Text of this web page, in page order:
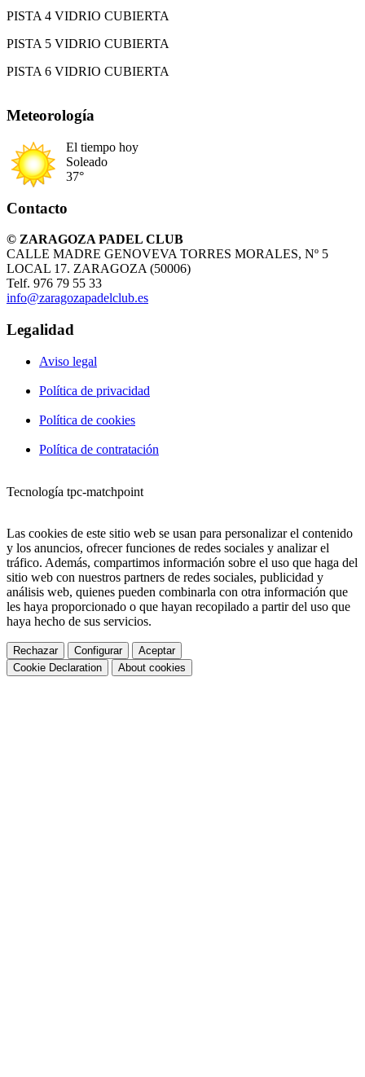
PISTA 4 VIDRIO CUBIERTA
PISTA 5 VIDRIO CUBIERTA
PISTA 6 VIDRIO CUBIERTA
Meteorología
El tiempo hoy
Soleado
37°
Contacto
© ZARAGOZA PADEL CLUB
CALLE MADRE GENOVEVA TORRES MORALES, Nº 5
LOCAL 17. ZARAGOZA (50006)
Telf. 976 79 55 33
info@zaragozapadelclub.es
Legalidad
Aviso legal
Política de privacidad
Política de cookies
Política de contratación
Tecnología tpc-matchpoint
Las cookies de este sitio web se usan para personalizar el contenido
y los anuncios, ofrecer funciones de redes sociales y analizar el
tráfico. Además, compartimos información sobre el uso que haga del
sitio web con nuestros partners de redes sociales, publicidad y
análisis web, quienes pueden combinarla con otra información que
les haya proporcionado o que hayan recopilado a partir del uso que
haya hecho de sus servicios.